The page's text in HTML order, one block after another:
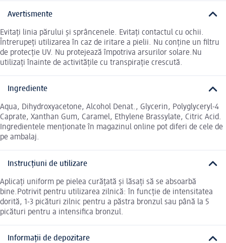
Avertismente
Evitați linia părului și sprâncenele. Evitați contactul cu ochii.
Întrerupeți utilizarea în caz de iritare a pielii. Nu conține un filtru
de protecție UV. Nu protejează împotriva arsurilor solare.Nu
utilizați înainte de activitățile cu transpirație crescută.
Ingrediente
Aqua, Dihydroxyacetone, Alcohol Denat., Glycerin, Polyglyceryl-4
Caprate, Xanthan Gum, Caramel, Ethylene Brassylate, Citric Acid.
Ingredientele menționate în magazinul online pot diferi de cele de
pe ambalaj.
Instrucțiuni de utilizare
Aplicați uniform pe pielea curățată și lăsați să se absoarbă
bine.Potrivit pentru utilizarea zilnică: în funcție de intensitatea
dorită, 1-3 picături zilnic pentru a păstra bronzul sau până la 5
picături pentru a intensifica bronzul.
Informații de depozitare